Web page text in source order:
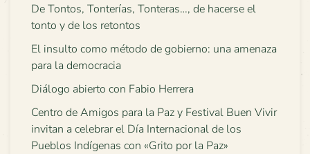
De Tontos, Tonterías, Tonteras…, de hacerse el
tonto y de los retontos
El insulto como método de gobierno: una amenaza
para la democracia
Diálogo abierto con Fabio Herrera
Centro de Amigos para la Paz y Festival Buen Vivir
invitan a celebrar el Día Internacional de los
Pueblos Indígenas con «Grito por la Paz»